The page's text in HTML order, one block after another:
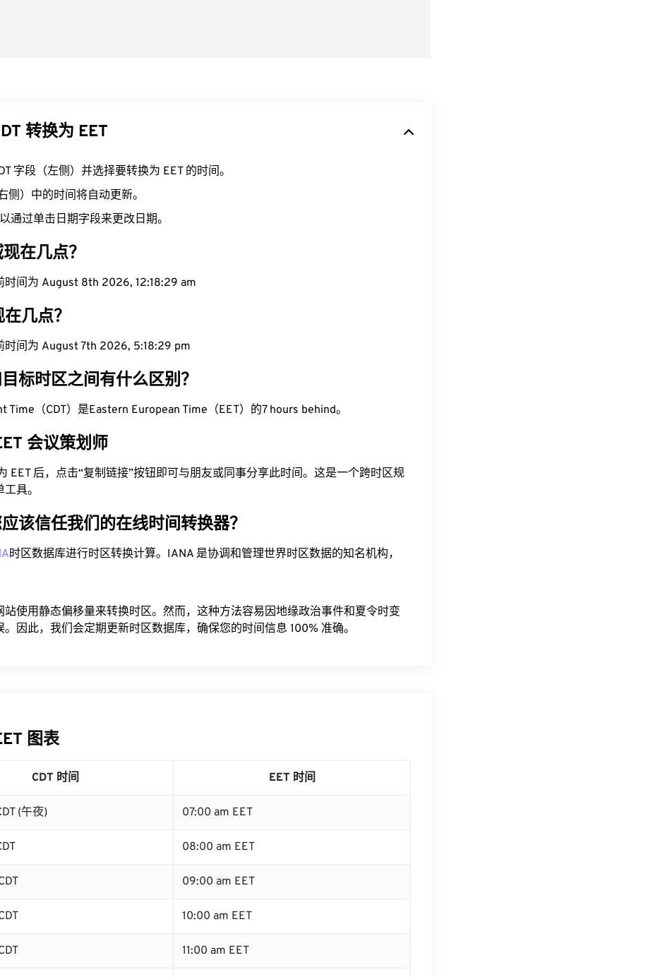
转换为 EET
字段（左侧）并选择要转换为 EET 的时间。
侧）中的时间将自动更新。
通过单击日期字段来更改日期。
在几点？
时间为 August 8th 2026, 12:18:30 am
几点？
时间为 August 7th 2026, 5:18:30 pm
标时区之间有什么区别？
Time（CDT）是Eastern European Time（EET）的7 hours behind。
会议策划师
EET 后，点击“复制链接”按钮即可与朋友或同事分享此时间。这是一个跨时区规
具。
该信任我们的在线时间转换器？
时区数据库进行时区转换计算。IANA 是协调和管理世界时区数据的知名机构，
站使用静态偏移量来转换时区。然而，这种方法容易因地缘政治事件和夏令时变
因此，我们会定期更新时区数据库，确保您的时间信息 100% 准确。
图表
CDT 时间 EET 时间
(午夜) 07:00 am EET
08:00 am EET
09:00 am EET
10:00 am EET
11:00 am EET